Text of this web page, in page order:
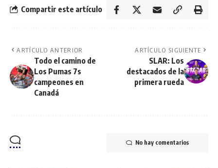
Compartir este artículo
ARTÍCULO ANTERIOR
Todo el camino de
Los Pumas 7s
campeones en
Canadá
ARTÍCULO SIGUIENTE
SLAR: Los
destacados de la
primera rueda
No hay comentarios